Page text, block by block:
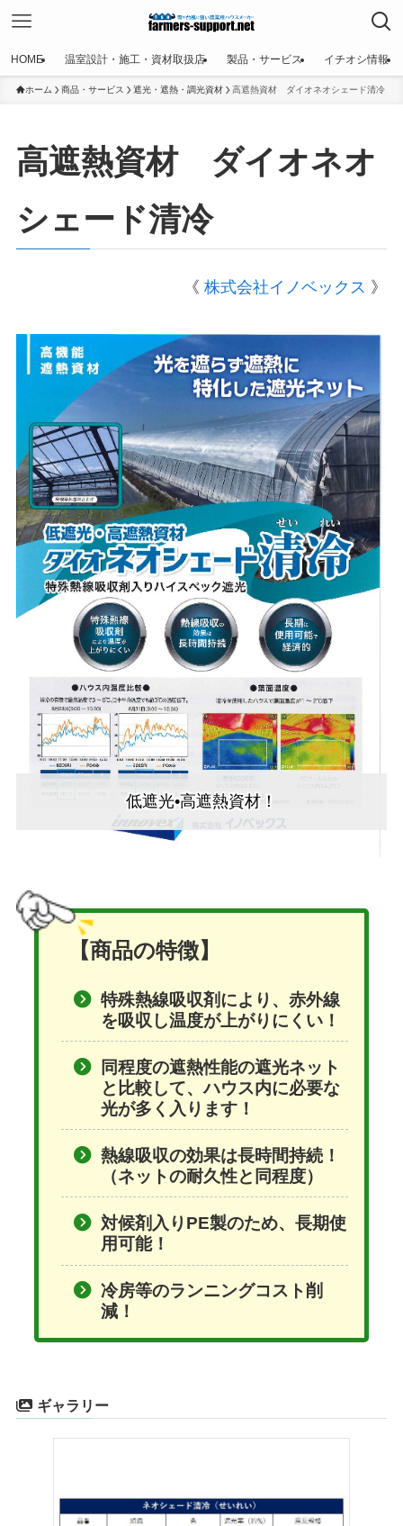
HOME 温室設計・施工・資材取扱店 製品・サービス イチオシ情報
ホーム 商品・サービス 遮光・遮熱・調光資材 高遮熱資材 ダイオネオシェード清冷
高遮熱資材 ダイオネオ
シェード清冷
《株式会社イノベックス 》
低遮光•高遮熱資材！
【商品の特徴】
特殊熱線吸収剤により、赤外線
を吸収し温度が上がりにくい！
同程度の遮熱性能の遮光ネット
と比較して、ハウス内に必要な
光が多く入ります！
熱線吸収の効果は長時間持続！
（ネットの耐久性と同程度）
対候剤入りPE製のため、長期使
用可能！
冷房等のランニングコスト削
減！
ギャラリー